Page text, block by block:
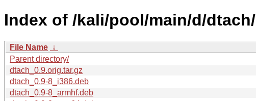
Index of /kali/pool/main/d/dtach/
File Name ↓
Parent directory/
dtach_0.9.orig.tar.gz
dtach_0.9-8_i386.deb
dtach_0.9-8_armhf.deb